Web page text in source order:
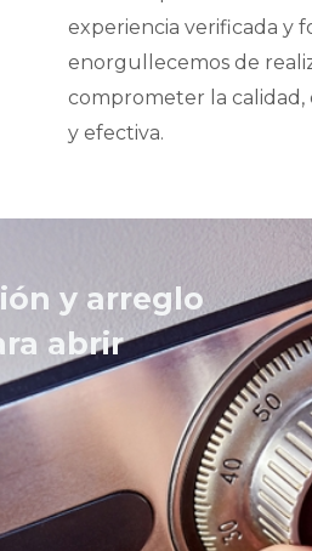
experiencia verificada y
enorgullecemos de
comprometer la
y efectiva.
y arreglo
abrir